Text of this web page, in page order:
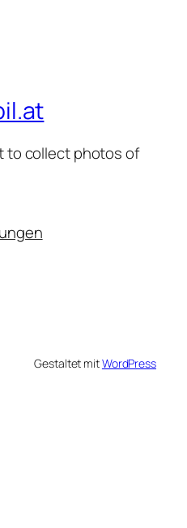
to collect photos of
Gestaltet mitWordPress